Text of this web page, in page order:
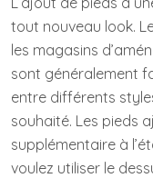
tout nouveau look.
les magasins
sont généralement
entre différents
souhaité. Les pieds
supplémentaire à
voulez utiliser le